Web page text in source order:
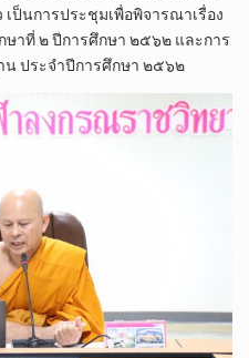
ป็นการประชุมเพื่อพิจารณาเรื่อง
ษาที่ ๒ ปีการศึกษา ๒๕๖๒ และการ
ประจำปีการศึกษา ๒๕๖๒